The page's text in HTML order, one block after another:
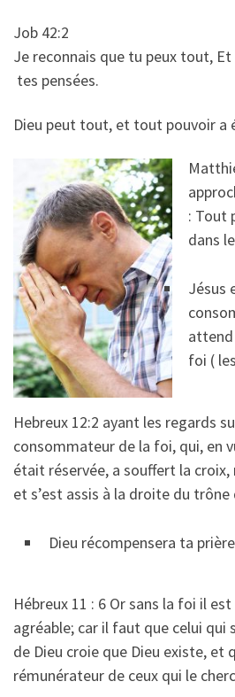
Job 42:2
Je reconnais que tu peux tout, Et
tes pensées.
Dieu peut tout, et tout pouvoir a
: Tout
dans
Jésus
foi (
Hebreux 12:2 ayant les regards
consommateur de la foi, qui, en
était réservée, a souffert la croix,
et s’est assis à la droite du trône
Dieu récompensera ta prière
Hébreux 11 : 6 Or sans la foi il
agréable; car il faut que celui qui
de Dieu croie que Dieu existe, et
rémunérateur de ceux qui le